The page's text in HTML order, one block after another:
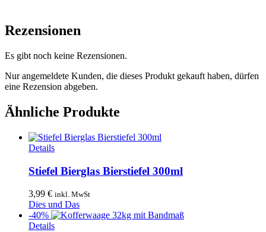
Rezensionen
Es gibt noch keine Rezensionen.
Nur angemeldete Kunden, die dieses Produkt gekauft haben, dürfen
eine Rezension abgeben.
Ähnliche Produkte
Details
Stiefel Bierglas Bierstiefel 300ml
3,99 € inkl. MwSt
Dies und Das
-40%
Details